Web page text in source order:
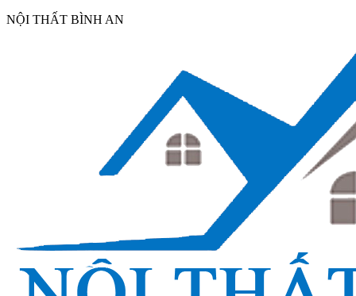
NỘI THẤT BÌNH AN